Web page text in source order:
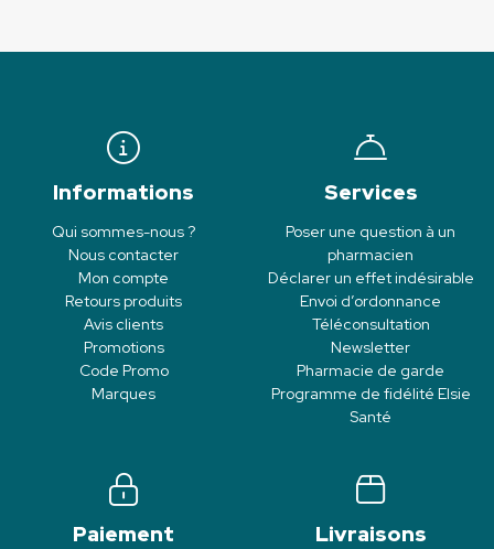
Informations
Qui sommes-nous ?
Nous contacter
Mon compte
Retours produits
Avis clients
Promotions
Code Promo
Marques
Services
Poser une question à un
pharmacien
Déclarer un effet indésirable
Envoi d’ordonnance
Téléconsultation
Newsletter
Pharmacie de garde
Programme de fidélité Elsie
Santé
Paiement Livraisons